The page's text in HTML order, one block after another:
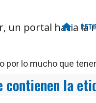
home
por lo mucho que
contienen la